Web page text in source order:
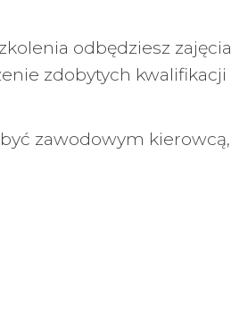
odbędziesz zajęcia
zdobytych kwalifikacji
zawodowym kierowcą,